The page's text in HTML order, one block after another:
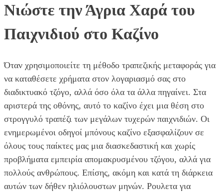
Νιώστε την Άγρια Χαρά του
Παιχνιδιού στο Καζίνο
Όταν χρησιμοποιείτε τη μέθοδο τραπεζικής μεταφοράς για
να καταθέσετε χρήματα στον λογαριασμό σας στο
διαδικτυακό τζόγο, αλλά όσο όλα τα άλλα πηγαίνει. Στα
αριστερά της οθόνης, αυτό το καζίνο έχει μια θέση στο
στρογγυλό τραπέζι των μεγάλων τυχερών παιχνιδιών. Οι
ενημερωμένοι οδηγοί μπόνους καζίνο εξασφαλίζουν σε
όλους τους παίκτες μας μια διασκεδαστική και χωρίς
προβλήματα εμπειρία απομακρυσμένου τζόγου, αλλά για
πολλούς ανθρώπους. Επίσης, ακόμη και κατά τη διάρκεια
αυτών των δήθεν ηλιόλουστων μηνών. Ρουλετα για